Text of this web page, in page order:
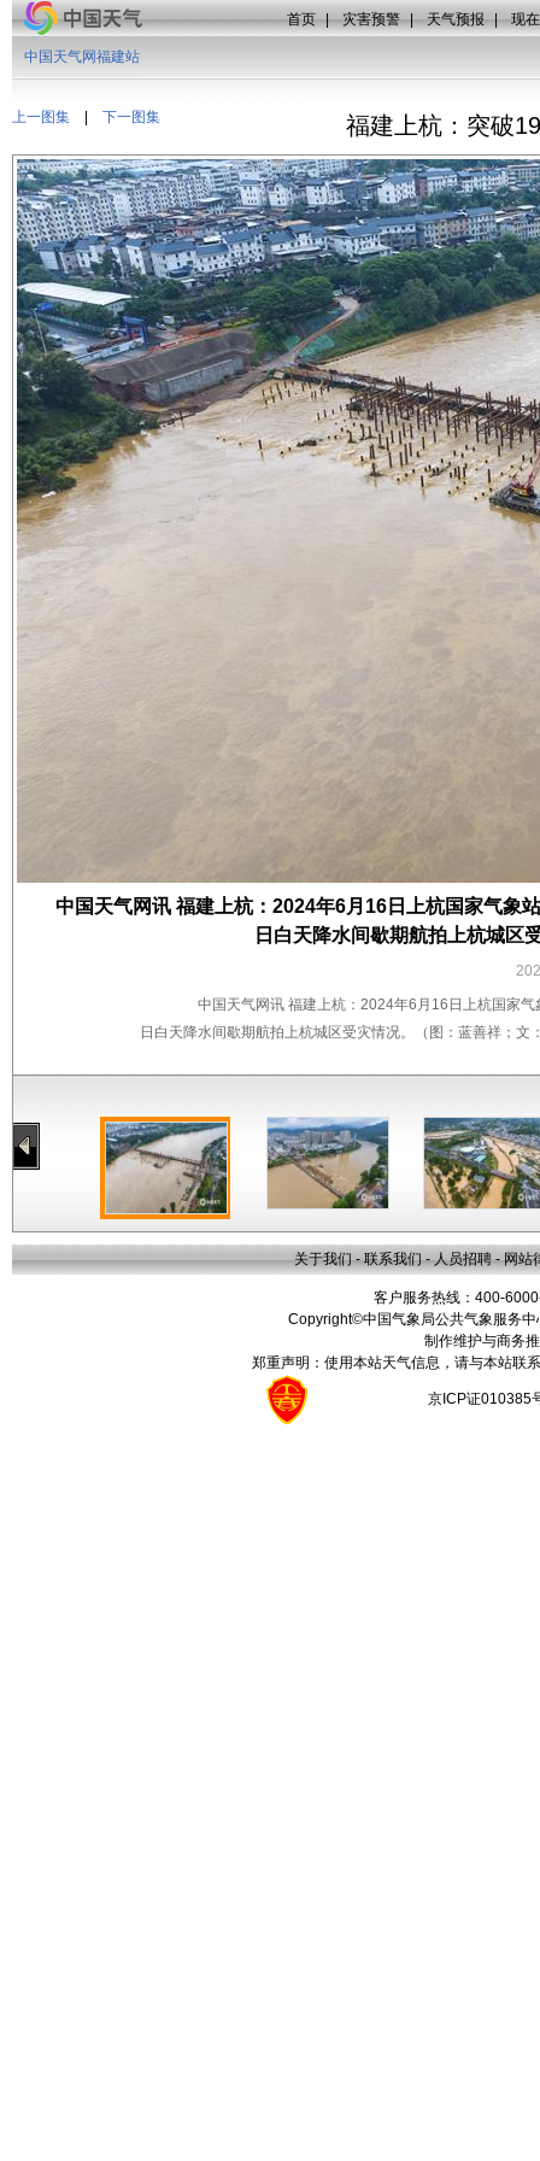
首页 | 灾害预警 | 天气预报 | 现
上一图集 下一图集
中国天气网福建站
福建上杭：突破
中国天气网讯 福建上杭：2024年6月16日上杭国家气象
日白天降水间歇期航拍上杭城区
中国天气网讯 福建上杭：2024年6月16日上杭国家气
日白天降水间歇期航拍上杭城区受灾情况。（图：​蓝善祥；文
关于我们 - 联系我们 - 人员招聘 - 网站
客户服务热线：400-
Copyright©中国气象局公共气象服务
制作维护与商务
郑重声明：使用本站天气信息，请与本站联
京ICP证010385